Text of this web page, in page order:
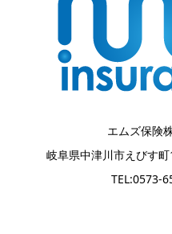
エムズ保険
岐阜県中津川市えびす
TEL:0573-